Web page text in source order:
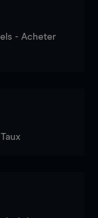
- Acheter
Taux